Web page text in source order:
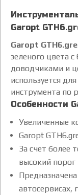
Garopt
Garopt
зеленого цвета
доводчиками и
используется
инструмента по
Особенности
Увеличенные
Garopt
За счет более
высокий порог
автосервисах,